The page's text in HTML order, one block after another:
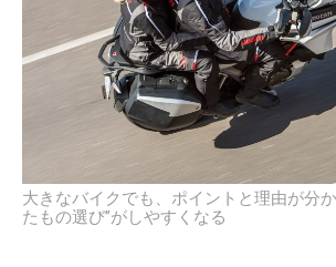
大きなバイクでも、ポイントと理由が分
たもの選び”がしやすくなる